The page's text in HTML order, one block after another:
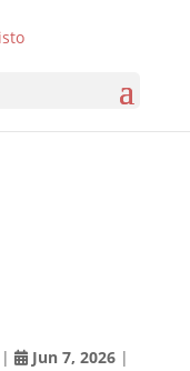
| Jun 7, 2026 |